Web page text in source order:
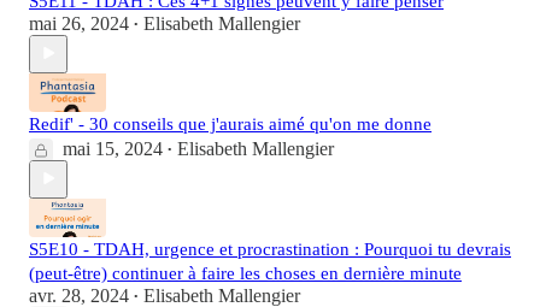
mai 26, 2024 • Elisabeth Mallengier
Redif' - 30 conseils que j'aurais aimé qu'on me donne
mai 15, 2024 • Elisabeth Mallengier
S5E10 - TDAH, urgence et procrastination : Pourquoi tu devrais
(peut-être) continuer à faire les choses en dernière minute
avr. 28, 2024 • Elisabeth Mallengier